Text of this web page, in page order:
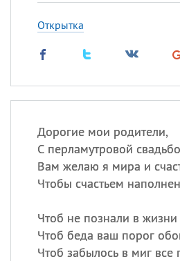
Открытка
Дорогие мои родители,
С перламутровой
Вам желаю я мира и
Чтобы счастьем
Чтоб не познали в
Чтоб беда ваш порог
Чтоб забылось в миг все